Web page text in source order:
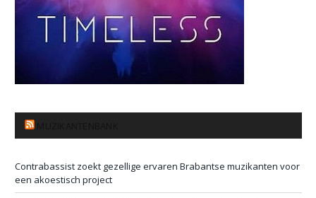
Contrabassist zoekt gezellige ervaren Brabantse muzikanten voor
een akoestisch project